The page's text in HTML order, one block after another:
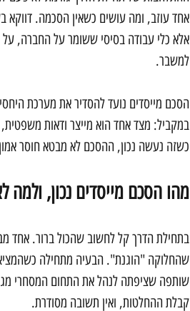
אחד עוזב, ומה עושים כשאין הסכמה. דווקא
אלא כלי עבודה בסיסי ששומר על החברה, על
למשבר.
הסכם מייסדים נועד להסדיר את מערכת
במקביל: מצד אחד הוא מייצר ודאות משפטית,
כשזה נעשה נכון, ההסכם לא מבטא חוסר
מהו הסכם מייסדים נכון,
בתחילת הדרך קל לחשוב שהכול ברור. אחד
שהחלוקה "הוגנת". הבעיה מתחילה
שותפה שציפתה לנהל את התחום המסחרי
קבלת ההחלטות, ואין תשובה מסודרת.